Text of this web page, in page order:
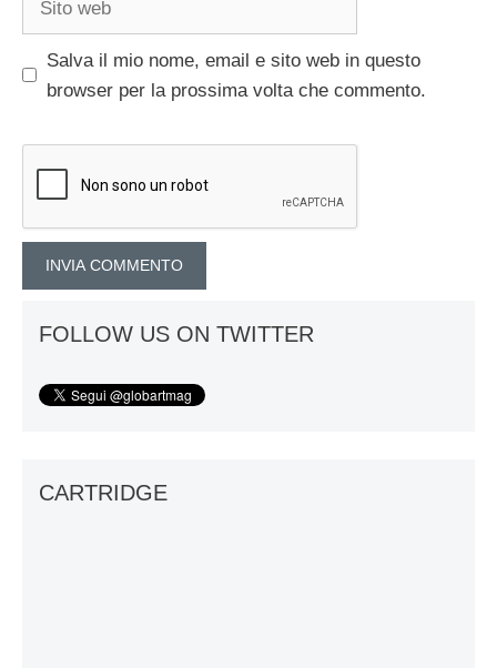
Salva il mio nome, email e sito web in questo
browser per la prossima volta che commento.
FOLLOW US ON TWITTER
CARTRIDGE